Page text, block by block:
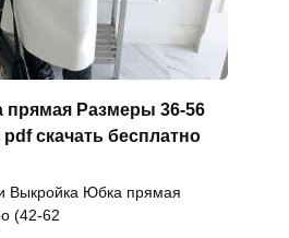
Размеры 36-56
скачать бесплатно
Выкройка Юбка прямая
(42-62